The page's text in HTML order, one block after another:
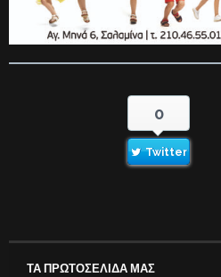
0
Twitter
ΤΑ ΠΡΩΤΟΣΕΛΙΔΑ ΜΑΣ